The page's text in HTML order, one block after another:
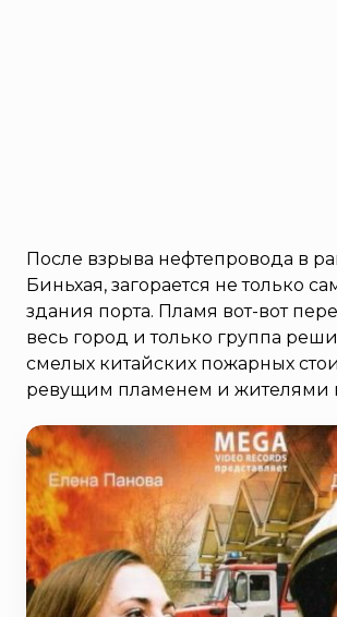
После взрыва нефтепровода в
Биньхая, загорается не только
здания порта. Пламя вот-вот
весь город и только группа
смелых китайских пожарных
ревущим пламенем и жителями